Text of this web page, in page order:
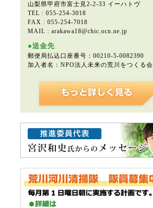
山梨県甲府市富士見2-2-33 イーハトヴ
TEL : 055-254-3018
FAX : 055-254-7018
MAIL : arakawa18@chic.ocn.ne.jp
●送金先
郵便局払込口座番号：00210-5-0082390
加入者名：NPO法人未来の荒川をつくる会